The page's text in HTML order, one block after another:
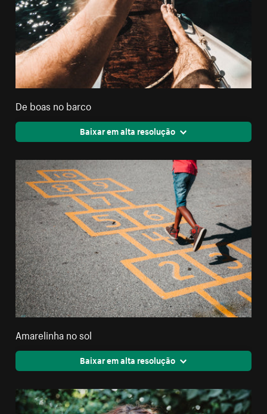
De boas no barco
Baixar em alta resolução
Amarelinha no sol
Baixar em alta resolução